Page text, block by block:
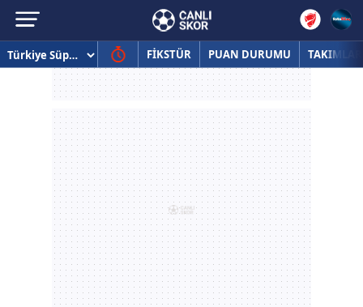
FİKSTÜR PUAN DURUMU TAKIMLAR